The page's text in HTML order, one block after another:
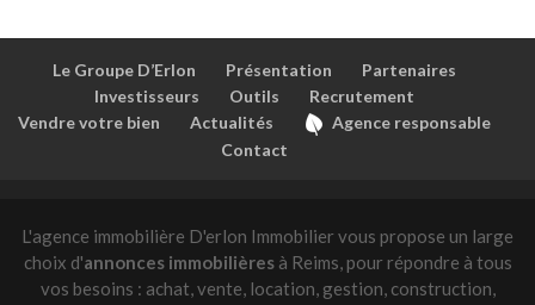
Le Groupe D’Erlon Présentation
Partenaires
Investisseurs
Outils
Recrutement
Vendre votre bien
Actualités
Agence responsable
Contact
L'agence immobilière D'erlon Immobilier vous propose un large
choix d'annonces immobilièresà Reims, pour répondre à tous
vos besoins : achat, vente, location, gestion, construction,